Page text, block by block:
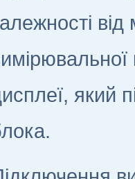
який